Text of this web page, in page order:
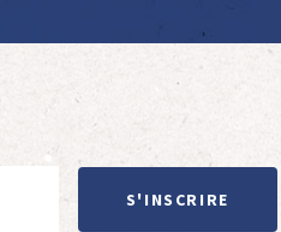
S'INSCRIRE